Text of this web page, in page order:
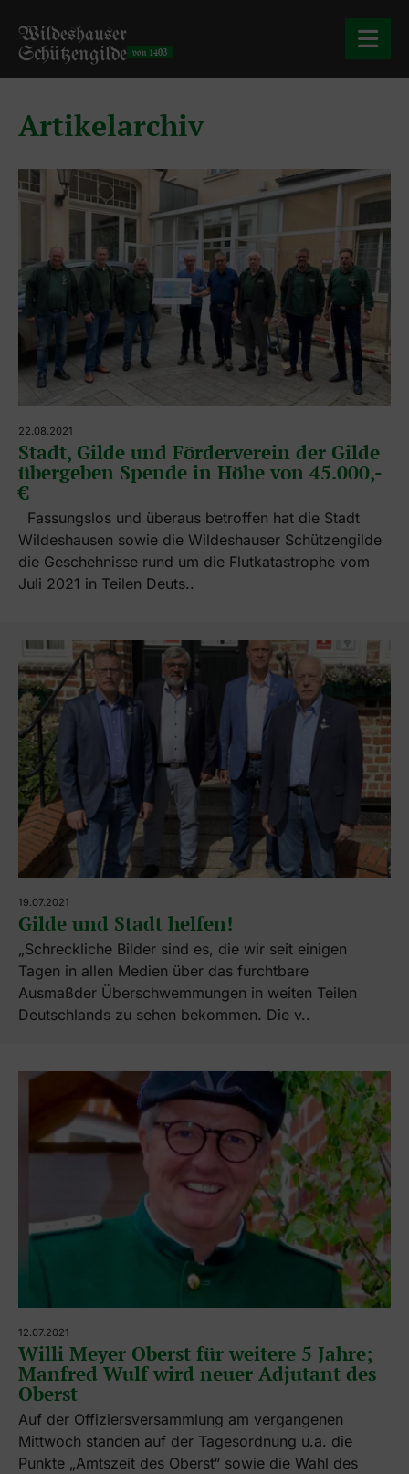
Wildeshauser
Schützengilde von 1403
Artikelarchiv
22.08.2021
Stadt, Gilde und Förderverein der Gilde
übergeben Spende in Höhe von 45.000,-
€
Fassungslos und überaus betroffen hat die Stadt
Wildeshausen sowie die Wildeshauser Schützengilde
die Geschehnisse rund um die Flutkatastrophe vom
Juli 2021 in Teilen Deuts..
19.07.2021
Gilde und Stadt helfen!
„Schreckliche Bilder sind es, die wir seit einigen
Tagen in allen Medien über das furchtbare
Ausmaßder Überschwemmungen in weiten Teilen
Deutschlands zu sehen bekommen. Die v..
12.07.2021
Willi Meyer Oberst für weitere 5 Jahre;
Manfred Wulf wird neuer Adjutant des
Oberst
Auf der Offiziersversammlung am vergangenen
Mittwoch standen auf der Tagesordnung u.a. die
Punkte „Amtszeit des Oberst“ sowie die Wahl des